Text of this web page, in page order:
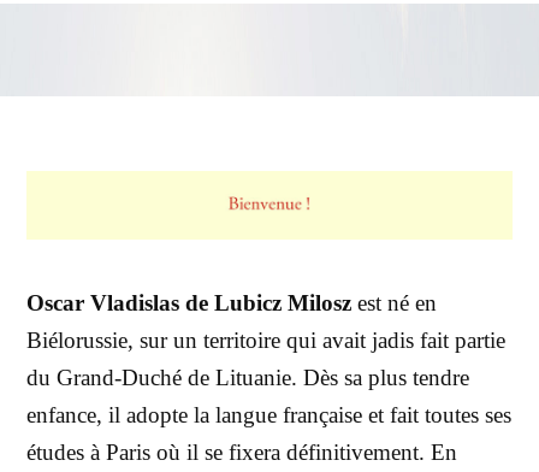
Oscar Vladislas de Lubicz Milosz est né en
Biélorussie, sur un territoire qui avait jadis fait partie
du Grand-Duché de Lituanie. Dès sa plus tendre
enfance, il adopte la langue française et fait toutes ses
études à Paris où il se fixera définitivement. En